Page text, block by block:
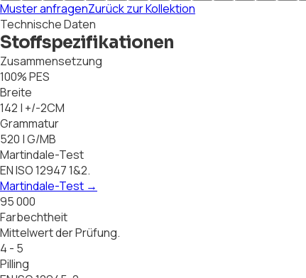
Muster anfragenZurück zur Kollektion
Technische Daten
Stoffspezifikationen
Zusammensetzung
100% PES
Breite
142 | +/-2CM
Grammatur
520 | G/MB
Martindale-Test
EN ISO 12947 1&2.
Martindale-Test →
95 000
Farbechtheit
Mittelwert der Prüfung.
4 - 5
Pilling